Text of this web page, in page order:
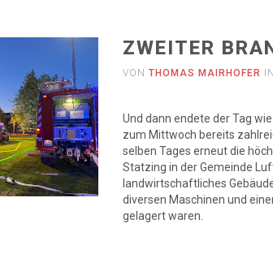
ZWEITER
VONTHOMAS MAIRHOFER IN
Und dann endete der Tag
zum Mittwoch bereits
selben Tages erneut die
Statzing in der Gemeinde
landwirtschaftliches
diversen Maschinen und
gelagert waren.